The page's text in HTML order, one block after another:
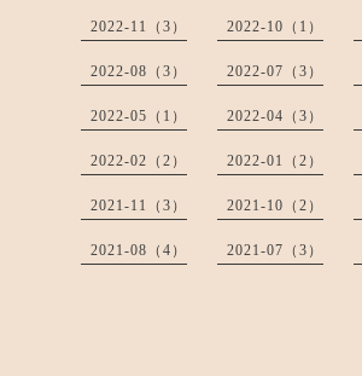
2022-11（3） 2022-10（1）
2022-08（3） 2022-07（3）
2022-05（1） 2022-04（3）
2022-02（2） 2022-01（2）
2021-11（3） 2021-10（2）
2021-08（4） 2021-07（3）